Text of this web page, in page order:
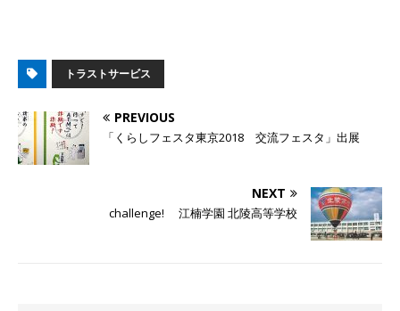
トラストサービス
PREVIOUS
「くらしフェスタ東京2018 交流フェスタ」出展
NEXT
challenge! 江楠学園 北陵高等学校